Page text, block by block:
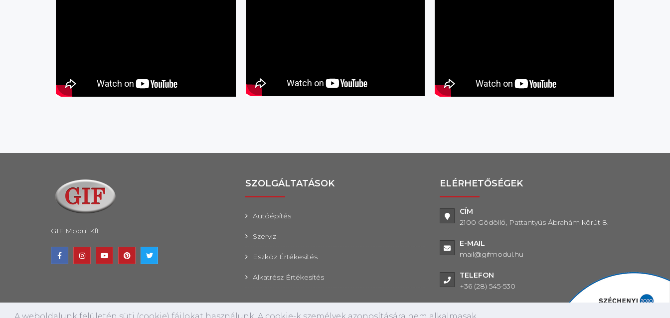
A weboldalunk felületén süti (cookie) fájlokat használunk. A cookie-k személyek azonosítására nem alkalmasak,
GIF Modul Kft.
SZOLGÁLTATÁSOK
Autóépítés
Szerviz
Eszköz Értékesítés
Alkatrész Értékesítés
ELÉRHETŐSÉGEK
CÍM
2100 Gödöllő, Pattantyús Ábrahám körút 8.
E-MAIL
mail@gifmodul.hu
TELEFON
+36 (28) 545-530